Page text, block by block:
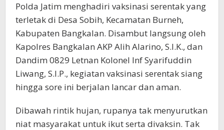
Polda Jatim menghadiri vaksinasi serentak yang
terletak di Desa Sobih, Kecamatan Burneh,
Kabupaten Bangkalan. Disambut langsung oleh
Kapolres Bangkalan AKP Alih Alarino, S.I.K., dan
Dandim 0829 Letnan Kolonel Inf Syarifuddin
Liwang, S.I.P., kegiatan vaksinasi serentak siang
hingga sore ini berjalan lancar dan aman.
Dibawah rintik hujan, rupanya tak menyurutkan
niat masyarakat untuk ikut serta divaksin. Tak